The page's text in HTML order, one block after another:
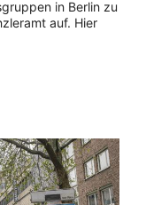
in Berlin zu
auf. Hier